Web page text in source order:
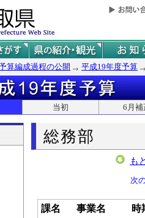
算編成過程の公開 平成19年度予算
当初 6月補
総務部
も
次
課名 事業名
時